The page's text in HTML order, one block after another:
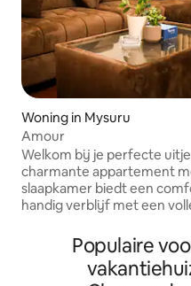
Woning in Mysuru
Amour
Welkom bij je perfecte
charmante appartement
slaapkamer biedt een
handig verblijf met een
badkamer. Gelegen op
minuten van het centrum
heb je gemakkelijk
Populaire